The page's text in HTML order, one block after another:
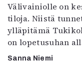
Välivainiolle on
tiloja. Niistä
ylläpitämä
on lopetusuhan
Sanna Niemi